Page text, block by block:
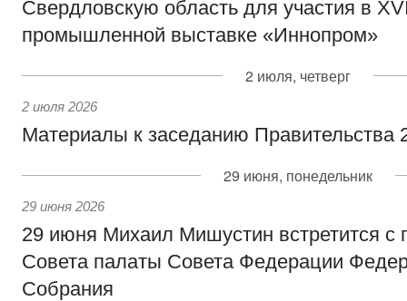
Свердловскую область для участия в
промышленной выставке «Иннопром»
2 июля, четверг
2 июля 2026
Материалы к заседанию Правительства
29 июня, понедельник
29 июня 2026
29 июня Михаил Мишустин встретится с
Совета палаты Совета Федерации
Собрания